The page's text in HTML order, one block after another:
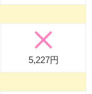
5,227円